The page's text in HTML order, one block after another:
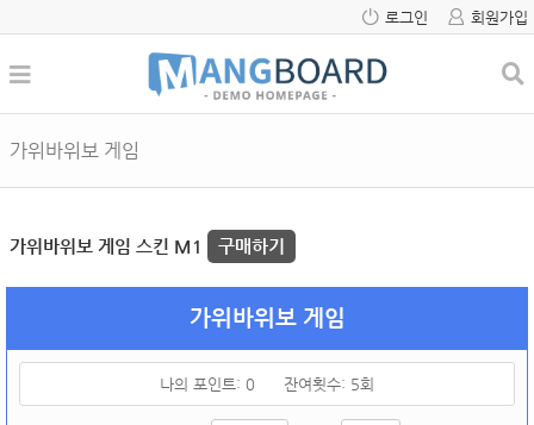
로그인 회원가입
가위바위보 게임
가위바위보 게임 스킨 M1 구매하기
가위바위보 게임
나의 포인트: 0 잔여횟수: 5회